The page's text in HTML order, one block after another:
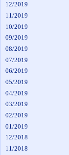
12/2019
11/2019
10/2019
09/2019
08/2019
07/2019
06/2019
05/2019
04/2019
03/2019
02/2019
01/2019
12/2018
11/2018